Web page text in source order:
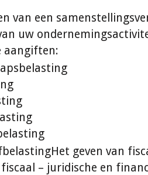
van een
uw
aangiften:
geven van
– juridische en